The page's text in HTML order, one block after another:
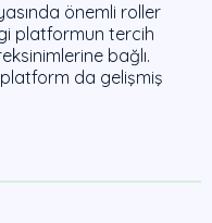
önemli roller
platformun tercih
bağlı.
da gelişmiş